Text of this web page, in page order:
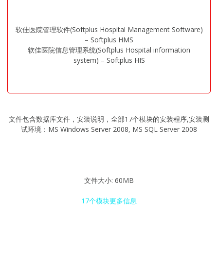
软佳医院管理软件(Softplus Hospital Management Software)
– Softplus HMS
软佳医院信息管理系统(Softplus Hospital information
system) – Softplus HIS
文件包含数据库文件，安装说明，全部17个模块的安装程序,安装测
试环境：MS Windows Server 2008, MS SQL Server 2008
文件大小: 60MB
17个模块更多信息